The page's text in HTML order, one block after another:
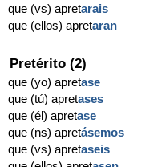
que (vs) apretarais
que (ellos) apretaran
Pretérito (2)
que (yo) apretase
que (tú) apretases
que (él) apretase
que (ns) apretásemos
que (vs) apretaseis